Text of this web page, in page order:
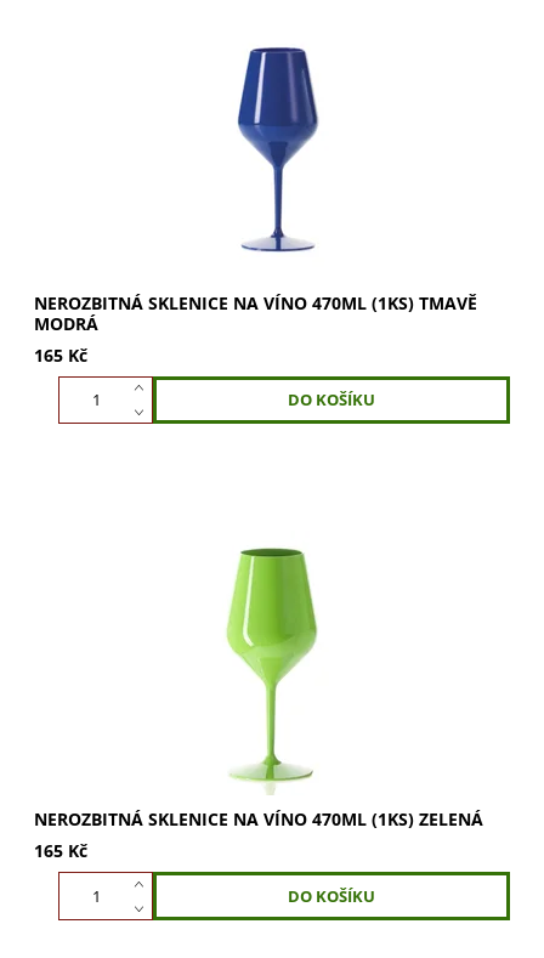
Nerozbitná sklenice na víno 470ml v tmavě modré barvě.
Užijte si plné aroma a krásu bublinek. Ideální pro víno i
šampaňské. Vychutnejte si svůj...
NEROZBITNÁ SKLENICE NA VÍNO 470ML (1KS) TMAVĚ
MODRÁ
165 Kč
Nerozbitná sklenice na víno 470ml v zelené barvě.
Vychutnejte si plnou chuť a vůni vína. Ideální pro víno i
šampaňské. Objevte dokonalý zážitek....
NEROZBITNÁ SKLENICE NA VÍNO 470ML (1KS) ZELENÁ
165 Kč